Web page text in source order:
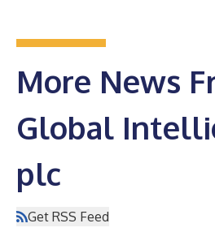
More News
Global
plc
Get RSS Feed